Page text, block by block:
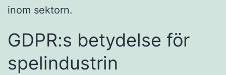
inom sektorn.
GDPR:s betydelse för
spelindustrin